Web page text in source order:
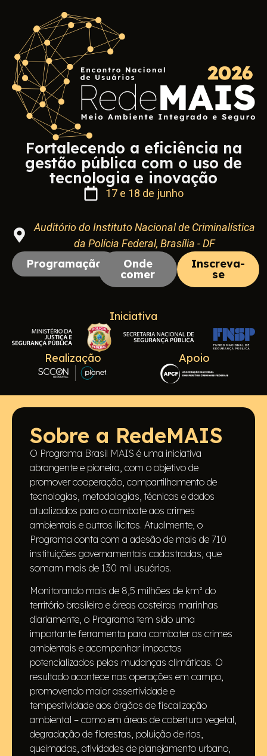
Fortalecendo a eficiência na
gestão pública com o uso de
tecnologia e inovação
17 e 18 de junho
Auditório do Instituto Nacional de Criminalística
da Polícia Federal, Brasília - DF
Programação Onde
comer
Inscreva-
se
Iniciativa
Realização Apoio
Sobre a RedeMAIS
O Programa Brasil MAIS é uma iniciativa
abrangente e pioneira, com o objetivo de
promover cooperação, compartilhamento de
tecnologias, metodologias, técnicas e dados
atualizados para o combate aos crimes
ambientais e outros ilícitos. Atualmente, o
Programa conta com a adesão de mais de 710
instituições governamentais cadastradas, que
somam mais de 130 mil usuários.
Monitorando mais de 8,5 milhões de km² do
território brasileiro e áreas costeiras marinhas
diariamente, o Programa tem sido uma
importante ferramenta para combater os crimes
ambientais e acompanhar impactos
potencializados pelas mudanças climáticas. O
resultado acontece nas operações em campo,
promovendo maior assertividade e
tempestividade aos órgãos de fiscalização
ambiental – como em áreas de cobertura vegetal,
degradação de florestas, poluição de rios,
queimadas, atividades de planejamento urbano,